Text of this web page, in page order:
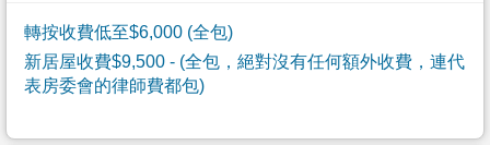
轉按收費低至$6,000 (全包)
新居屋收費$9,500 - (全包，絕對沒有任何額外收費，連代
表房委會的律師費都包)